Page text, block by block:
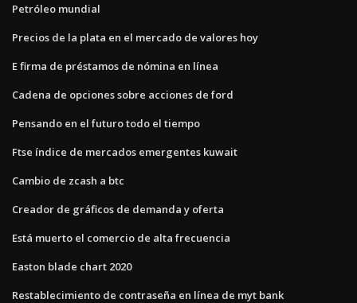
Petróleo mundial
Precios de la plata en el mercado de valores hoy
E firma de préstamos de nómina en línea
Cadena de opciones sobre acciones de ford
Pensando en el futuro todo el tiempo
Ftse índice de mercados emergentes kuwait
Cambio de zcash a btc
Creador de gráficos de demanda y oferta
Está muerto el comercio de alta frecuencia
Easton blade chart 2020
Restablecimiento de contraseña en línea de myt bank